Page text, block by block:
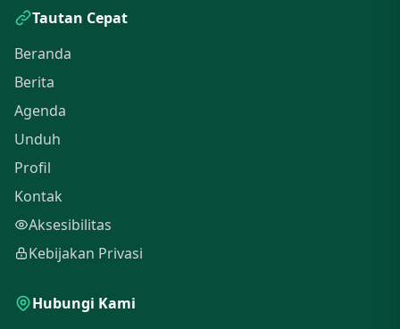
Tautan Cepat
Beranda
Berita
Agenda
Unduh
Profil
Kontak
Aksesibilitas
Kebijakan Privasi
Hubungi Kami